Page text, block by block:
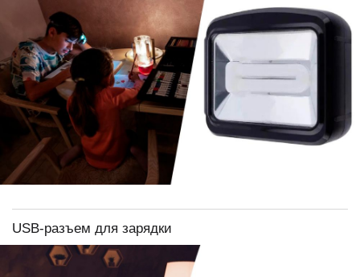
USB-разъем для зарядки